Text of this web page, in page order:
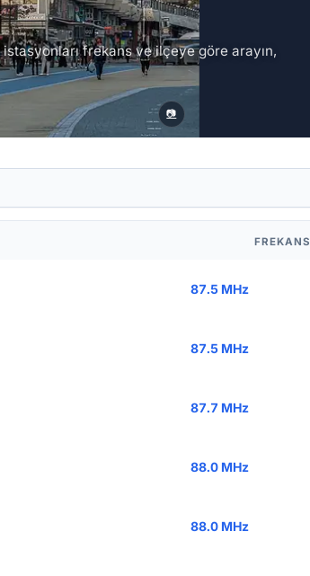
📷
frekans ve ilçeye göre arayın,
FREKANS
87.5 MHz
87.5 MHz
87.7 MHz
88.0 MHz
88.0 MHz